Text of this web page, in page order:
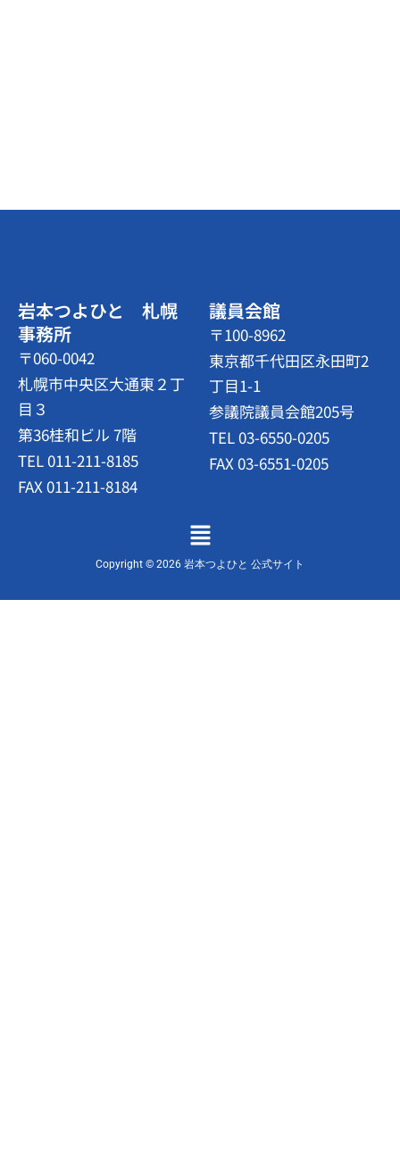
岩本つよひと 札幌
事務所
〒060-0042
札幌市中央区大通東２丁
目３
第36桂和ビル 7階
TEL 011-211-8185
FAX 011-211-8184
議員会館
〒100-8962
東京都千代田区永田町2
丁目1-1
参議院議員会館205号
TEL 03-6550-0205
FAX 03-6551-0205
メ
ニ
ュ
Copyright © 2026 岩本つよひと 公式サイト